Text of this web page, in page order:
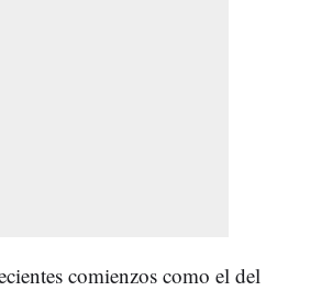
comienzos como el del